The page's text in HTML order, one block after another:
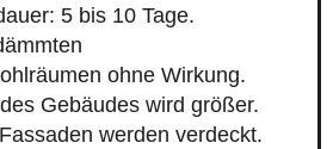
5 bis 10 Tage.
ohne Wirkung.
Gebäudes wird größer.
werden verdeckt.